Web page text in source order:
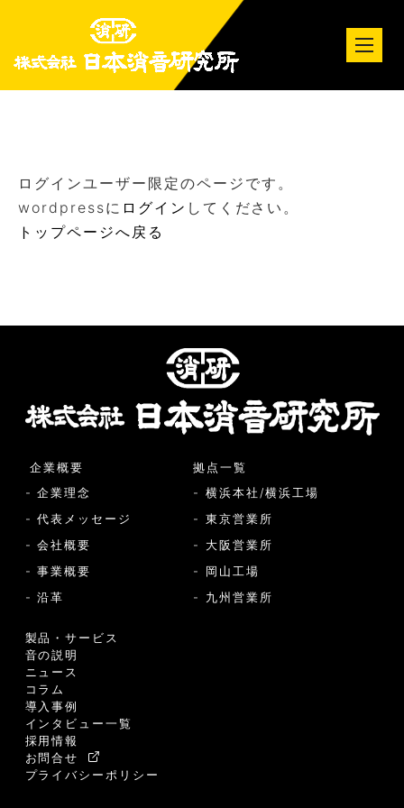
ログインユーザー限定のページです。
wordpressに ログイン してください。
トップページへ戻る
企業概要
- 企業理念
- 代表メッセージ
- 会社概要
- 事業概要
- 沿革
製品・サービス
音の説明
ニュース
コラム
導入事例
インタビュー一覧
採用情報
お問合せ
プライバシーポリシー
拠点一覧
- 横浜本社/横浜工場
- 東京営業所
- 大阪営業所
- 岡山工場
- 九州営業所